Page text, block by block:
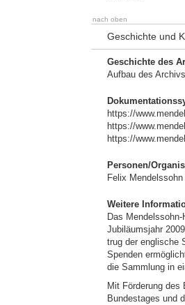
nach oben
Geschichte und
Geschichte des
Aufbau des
https://
https://
https://
Personen/
Felix
Weitere
Das
Jubiläumsjahr
trug der englische
Spenden
die Sammlung in
Mit Förderung des
Bundestages und